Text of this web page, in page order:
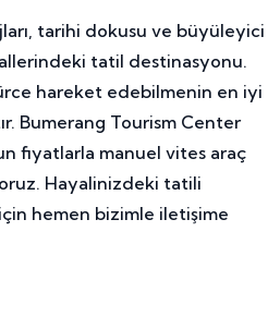
tarihi dokusu ve büyüleyici
tatil destinasyonu.
hareket edebilmenin en iyi
Bumerang Tourism Center
fiyatlarla manuel vites araç
Hayalinizdeki tatili
hemen bizimle iletişime